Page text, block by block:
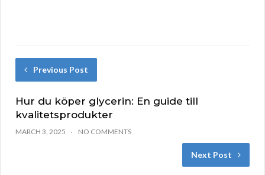
Previous Post
Hur du köper glycerin: En guide till
kvalitetsprodukter
MARCH 3, 2025 NO COMMENTS
Next Post